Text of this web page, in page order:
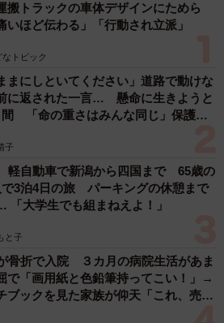
トラックの車体デザインにためら
ほど伝わる」「行動され立派」
なトピック
まにしといてください」道路で動けな
に返された一言… 懸命に生きようと
間 「命の重さはみんな同じ」保護団
子
軽自動車で新潟から四国まで 65歳の
で3泊4日の旅 パーキングの休憩まで
「大学生でも組まねえよ！」
と子
骨折で入院 ３カ月の病院生活があま
で「画用紙と色鉛筆持ってこい！」→
ブックを見た家族が仰天「これ、売れ